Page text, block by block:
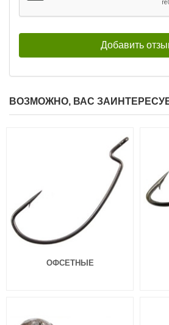
ВОЗМОЖНО, ВАС
ОФСЕТНЫЕ